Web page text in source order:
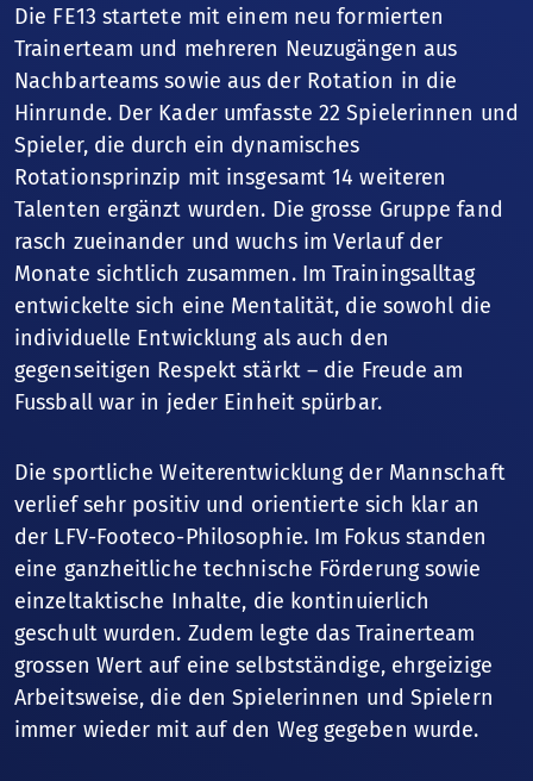
Die FE13 startete mit einem neu formierten
Trainerteam und mehreren Neuzugängen aus
Nachbarteams sowie aus der Rotation in die
Hinrunde. Der Kader umfasste 22 Spielerinnen und
Spieler, die durch ein dynamisches
Rotationsprinzip mit insgesamt 14 weiteren
Talenten ergänzt wurden. Die grosse Gruppe fand
rasch zueinander und wuchs im Verlauf der
Monate sichtlich zusammen. Im Trainingsalltag
entwickelte sich eine Mentalität, die sowohl die
individuelle Entwicklung als auch den
gegenseitigen Respekt stärkt – die Freude am
Fussball war in jeder Einheit spürbar.
Die sportliche Weiterentwicklung der Mannschaft
verlief sehr positiv und orientierte sich klar an
der LFV-Footeco-Philosophie. Im Fokus standen
eine ganzheitliche technische Förderung sowie
einzeltaktische Inhalte, die kontinuierlich
geschult wurden. Zudem legte das Trainerteam
grossen Wert auf eine selbstständige, ehrgeizige
Arbeitsweise, die den Spielerinnen und Spielern
immer wieder mit auf den Weg gegeben wurde.